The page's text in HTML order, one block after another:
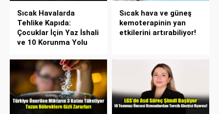
Sıcak Havalarda
Tehlike Kapıda:
Çocuklar İçin Yaz İshali
ve 10 Korunma Yolu
Sıcak hava ve güneş
kemoterapinin yan
etkilerini artırabiliyor!